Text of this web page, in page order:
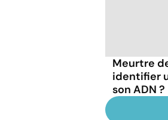
Meurtre
identifier
son ADN ?